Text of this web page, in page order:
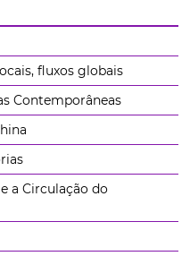
fluxos globais
Contemporâneas
a Circulação do